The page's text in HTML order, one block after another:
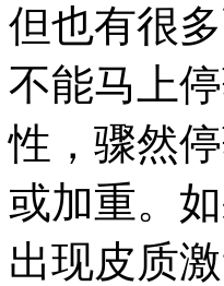
但也有很
不能马上
性，骤然
或加重。
出现皮质